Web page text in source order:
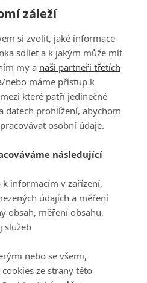
záleží
si zvolit, jaké informace
sdílet a k jakým může mít
my a naši partneři třetích
nebo máme přístup k
které patří jedinečné
datech prohlížení, abychom
osobní údaje.
následující
informacím v zařízení,
údajích a měření
obsah, měření obsahu,
služeb
nebo se všemi,
ze strany této
132 133 134 135 136
ATV CZ, s.r.o.
140 00 Praha 4